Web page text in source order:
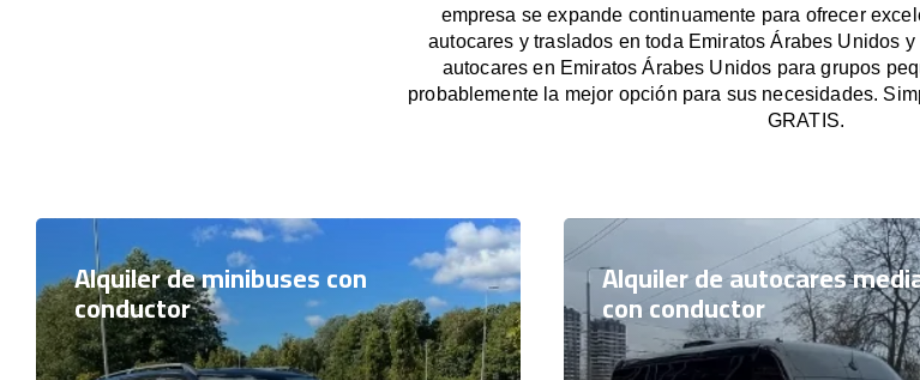
empresa se expande continuamente para ofrecer
autocares y traslados en toda Emiratos Árabes Unidos
autocares en Emiratos Árabes Unidos para grupos
probablemente la mejor opción para sus necesidades.
GRATIS.
Alquiler de minibuses con
conductor
Alquiler de autocares
con conductor